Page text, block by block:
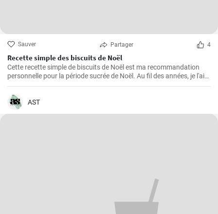
Sauver Partager 4
Recette simple des biscuits de Noël
Cette recette simple de biscuits de Noël est ma recommandation
personnelle pour la période sucrée de Noël. Au fil des années, je l'ai
préparée à plusieurs reprises dans ma propre cuisine et elle s'est
avérée être une favorite absolue - pour moi et pour tous ceux qui ont
eu le plaisir de l'essayer. Les ingrédients sont faciles à trouver et la
manipulation est à la portée de tous, même des débutants en
AST